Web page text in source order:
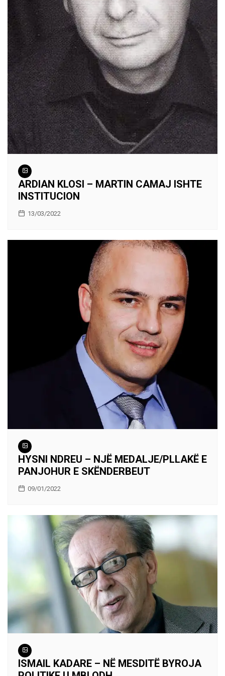
ARDIAN KLOSI – MARTIN CAMAJ ISHTE
INSTITUCION
13/03/2022
HYSNI NDREU – NJË MEDALJE/PLLAKË E
PANJOHUR E SKËNDERBEUT
09/01/2022
ISMAIL KADARE – NË MESDITË BYROJA